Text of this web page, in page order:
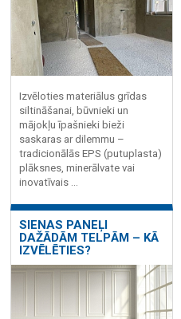
Izvēloties materiālus grīdas
siltināšanai, būvnieki un
mājokļu īpašnieki bieži
saskaras ar dilemmu –
tradicionālās EPS (putuplasta)
plāksnes, minerālvate vai
inovatīvais ...
SIENAS PANEĻI
DAŽĀDĀM TELPĀM – KĀ
IZVĒLĒTIES?